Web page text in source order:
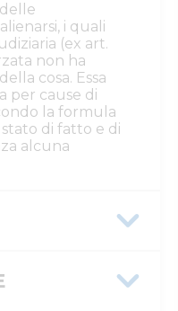
i quali
(ex art.
non ha
cosa. Essa
per cause di
la formula
di fatto e di
alcuna